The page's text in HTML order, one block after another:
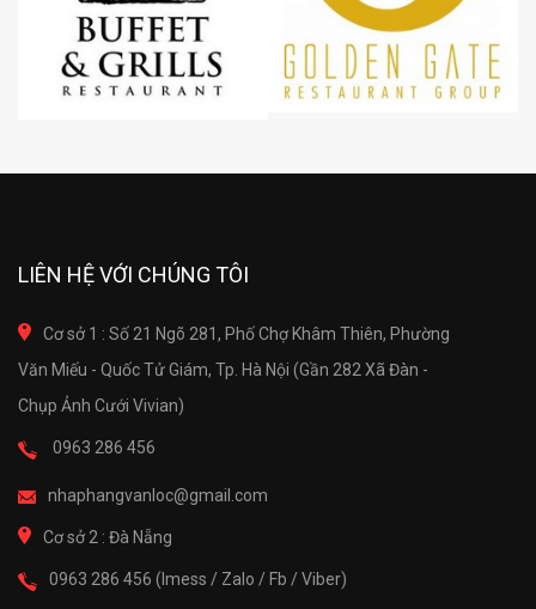
LIÊN HỆ VỚI CHÚNG TÔI
Cơ sở 1 : Số 21 Ngõ 281, Phố Chợ Khâm Thiên, Phường
Văn Miếu - Quốc Tử Giám, Tp. Hà Nội (Gần 282 Xã Đàn -
Chụp Ảnh Cưới Vivian)
0963 286 456
nhaphangvanloc@gmail.com
Cơ sở 2 : Đà Nẵng
0963 286 456 (Imess / Zalo / Fb / Viber)